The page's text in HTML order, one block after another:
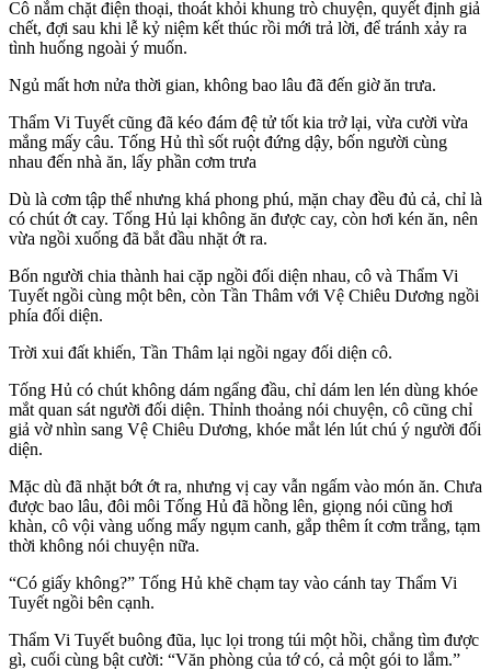
Cô nắm chặt điện thoại, thoát khỏi khung trò chuyện, quyết định giả
chết, đợi sau khi lễ kỷ niệm kết thúc rồi mới trả lời, để tránh xảy ra
tình huống ngoài ý muốn.
Ngủ mất hơn nửa thời gian, không bao lâu đã đến giờ ăn trưa.
Thẩm Vi Tuyết cũng đã kéo đám đệ tử tốt kia trở lại, vừa cười vừa
mắng mấy câu. Tống Hủ thì sốt ruột đứng dậy, bốn người cùng
nhau đến nhà ăn, lấy phần cơm trưa
Dù là cơm tập thể nhưng khá phong phú, mặn chay đều đủ cả, chỉ là
có chút ớt cay. Tống Hủ lại không ăn được cay, còn hơi kén ăn, nên
vừa ngồi xuống đã bắt đầu nhặt ớt ra.
Bốn người chia thành hai cặp ngồi đối diện nhau, cô và Thẩm Vi
Tuyết ngồi cùng một bên, còn Tần Thâm với Vệ Chiêu Dương ngồi
phía đối diện.
Trời xui đất khiến, Tần Thâm lại ngồi ngay đối diện cô.
Tống Hủ có chút không dám ngẩng đầu, chỉ dám len lén dùng khóe
mắt quan sát người đối diện. Thỉnh thoảng nói chuyện, cô cũng chỉ
giả vờ nhìn sang Vệ Chiêu Dương, khóe mắt lén lút chú ý người đối
diện.
Mặc dù đã nhặt bớt ớt ra, nhưng vị cay vẫn ngấm vào món ăn. Chưa
được bao lâu, đôi môi Tống Hủ đã hồng lên, giọng nói cũng hơi
khàn, cô vội vàng uống mấy ngụm canh, gắp thêm ít cơm trắng, tạm
thời không nói chuyện nữa.
“Có giấy không?” Tống Hủ khẽ chạm tay vào cánh tay Thẩm Vi
Tuyết ngồi bên cạnh.
Thẩm Vi Tuyết buông đũa, lục lọi trong túi một hồi, chẳng tìm được
gì, cuối cùng bật cười: “Văn phòng của tớ có, cả một gói to lắm.”